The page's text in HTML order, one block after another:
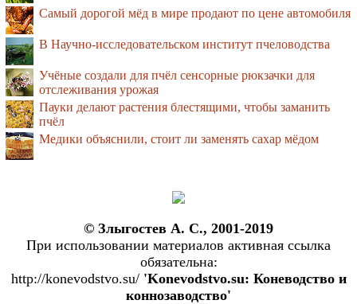
Самый дорогой мёд в мире продают по цене автомобиля
В Научно-исследовательском институт пчеловодства
Учёные создали для пчёл сенсорные рюкзачки для
отслеживания урожая
Пауки делают растения блестящими, чтобы заманить
пчёл
Медики объяснили, стоит ли заменять сахар мёдом
© Злыгостев А. С., 2001-2019
При использовании материалов активная ссылка
обязательна:
http://konevodstvo.su/ 'Konevodstvo.su: Коневодство и
коннозаводство'